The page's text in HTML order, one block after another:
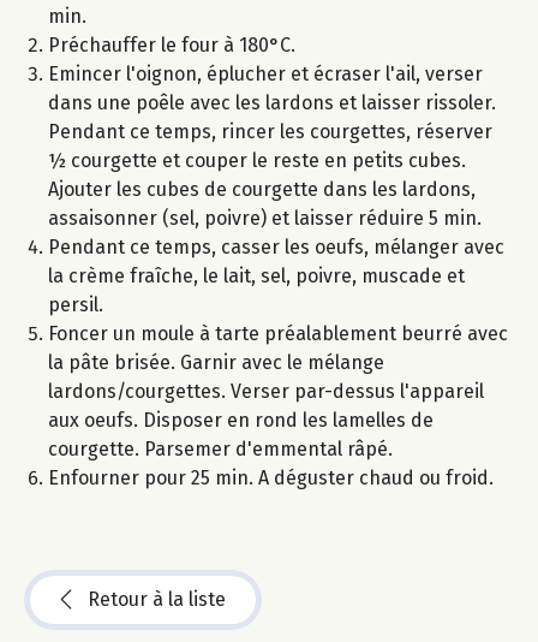
min.
Préchauffer le four à 180°C.
Emincer l'oignon, éplucher et écraser l'ail, verser
dans une poêle avec les lardons et laisser rissoler.
Pendant ce temps, rincer les courgettes, réserver
½ courgette et couper le reste en petits cubes.
Ajouter les cubes de courgette dans les lardons,
assaisonner (sel, poivre) et laisser réduire 5 min.
Pendant ce temps, casser les oeufs, mélanger avec
la crème fraîche, le lait, sel, poivre, muscade et
persil.
Foncer un moule à tarte préalablement beurré avec
la pâte brisée. Garnir avec le mélange
lardons/courgettes. Verser par-dessus l'appareil
aux oeufs. Disposer en rond les lamelles de
courgette. Parsemer d'emmental râpé.
Enfourner pour 25 min. A déguster chaud ou froid.
Retour à la liste